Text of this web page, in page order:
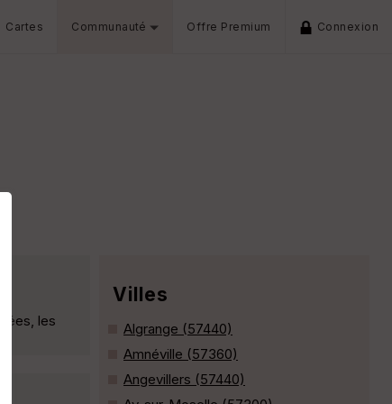
Cartes Communauté Offre Premium Connexion
les
Villes
Algrange (57440)
Amnéville (57360)
Angevillers (57440)